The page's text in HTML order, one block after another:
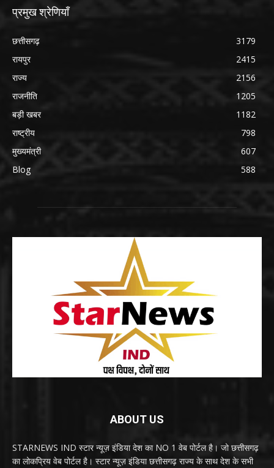
प्रमुख श्रेणियाँ
छत्तीसगढ़
3179
रायपुर
2415
राज्य
2156
राजनीति
1205
बड़ी खबर
1182
राष्ट्रीय
798
मुख्यमंत्री
607
Blog
588
ABOUT US
STARNEWS IND स्टार न्यूज़ इंडिया देश का NO 1 वेब पोर्टल है। जो छत्तीसगढ़
का लोकप्रिय वेब पोर्टल है। स्टार न्यूज़ इंडिया छत्तीसगढ़ राज्य के साथ देश के सभी